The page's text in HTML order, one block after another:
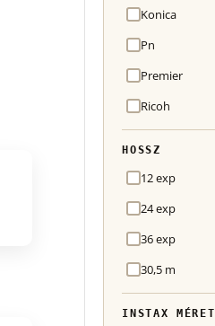
Konica
Pn
Premier
Ricoh
HOSSZ
12 exp
24 exp
36 exp
30,5 m
INSTAX MÉRET